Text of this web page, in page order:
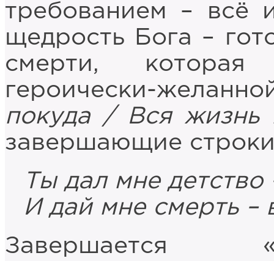
требованием – всё
щедрость Бога –
смерти, которая
героически-
покуда / Вся жизнь
завершающие
Ты дал мне детство
И дай мне смерть –
Завершается